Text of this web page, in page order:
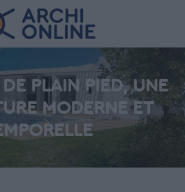
PLAIN PIED, UNE
MODERNE ET